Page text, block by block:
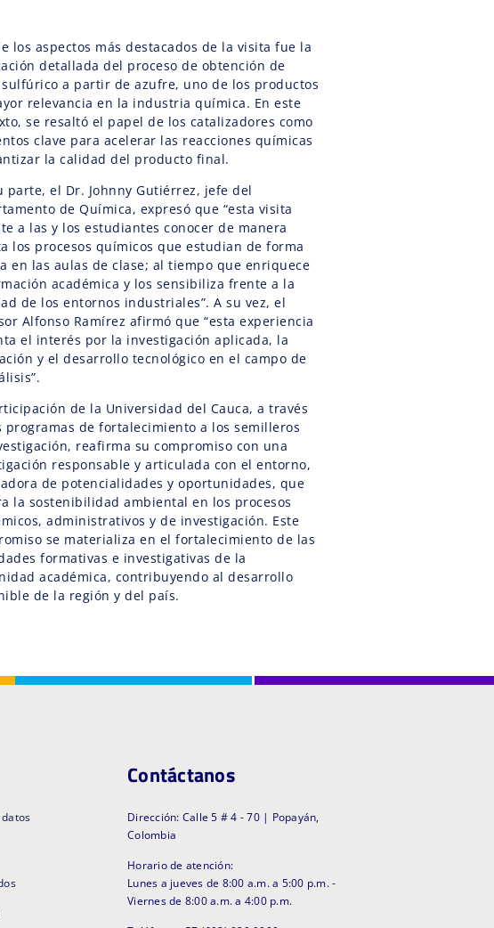
los aspectos más destacados de la visita fue la
detallada del proceso de obtención de
a partir de azufre, uno de los productos
relevancia en la industria química. En este
se resaltó el papel de los catalizadores como
clave para acelerar las reacciones químicas
la calidad del producto final.
parte, el Dr. Johnny Gutiérrez, jefe del
de Química, expresó que “esta visita
a las y los estudiantes conocer de manera
los procesos químicos que estudian de forma
en las aulas de clase; al tiempo que enriquece
académica y los sensibiliza frente a la
de los entornos industriales”. A su vez, el
Alfonso Ramírez afirmó que “esta experiencia
el interés por la investigación aplicada, la
y el desarrollo tecnológico en el campo de
de la Universidad del Cauca, a través
programas de fortalecimiento a los semilleros
reafirma su compromiso con una
responsable y articulada con el entorno,
de potencialidades y oportunidades, que
la sostenibilidad ambiental en los procesos
administrativos y de investigación. Este
se materializa en el fortalecimiento de las
formativas e investigativas de la
académica, contribuyendo al desarrollo
de la región y del país.
Contáctanos
Dirección: Calle 5 # 4 - 70 | Popayán,
Colombia
Horario de atención:
Lunes a jueves de 8:00 a.m. a 5:00 p.m. -
Viernes de 8:00 a.m. a 4:00 p.m.